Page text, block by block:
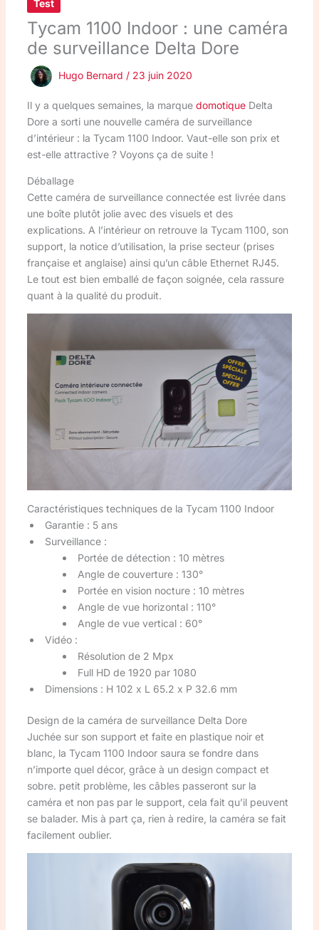
Test
Tycam 1100 Indoor : une caméra
de surveillance Delta Dore
Hugo Bernard / 23 juin 2020
Il y a quelques semaines, la marque domotiqueDelta
Dore a sorti une nouvelle caméra de surveillance
d’intérieur : la Tycam 1100 Indoor. Vaut-elle son prix et
est-elle attractive ? Voyons ça de suite !
Déballage
Cette caméra de surveillance connectée est livrée dans
une boîte plutôt jolie avec des visuels et des
explications. A l’intérieur on retrouve la Tycam 1100, son
support, la notice d’utilisation, la prise secteur (prises
française et anglaise) ainsi qu’un câble Ethernet RJ45.
Le tout est bien emballé de façon soignée, cela rassure
quant à la qualité du produit.
Caractéristiques techniques de la Tycam 1100 Indoor
Garantie : 5 ans
Surveillance :
Portée de détection : 10 mètres
Angle de couverture : 130°
Portée en vision nocture : 10 mètres
Angle de vue horizontal : 110°
Angle de vue vertical : 60°
Vidéo :
Résolution de 2 Mpx
Full HD de 1920 par 1080
Dimensions : H 102 x L 65.2 x P 32.6 mm
Design de la caméra de surveillance Delta Dore
Juchée sur son support et faite en plastique noir et
blanc, la Tycam 1100 Indoor saura se fondre dans
n’importe quel décor, grâce à un design compact et
sobre. petit problème, les câbles passeront sur la
caméra et non pas par le support, cela fait qu’il peuvent
se balader. Mis à part ça, rien à redire, la caméra se fait
facilement oublier.